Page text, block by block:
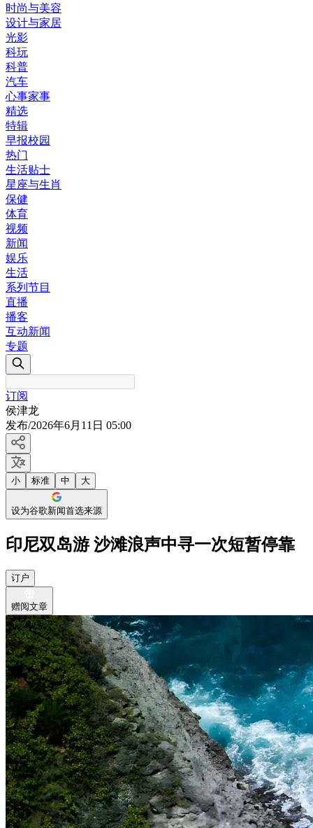
时尚与美容
设计与家居
光影
科玩
科普
汽车
心事家事
精选
特辑
早报校园
热门
生活贴士
星座与生肖
保健
体育
视频
新闻
娱乐
生活
系列节目
直播
播客
互动新闻
专题
订阅
侯津龙
发布/2026年6月11日 05:00
小 标准 中 大
设为谷歌新闻首选来源
印尼双岛游 沙滩浪声中寻一次短暂停靠
订户
赠阅文章